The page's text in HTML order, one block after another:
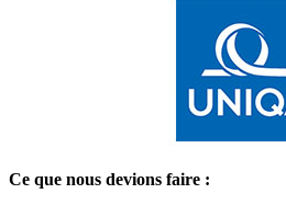
Ce que nous devions faire :